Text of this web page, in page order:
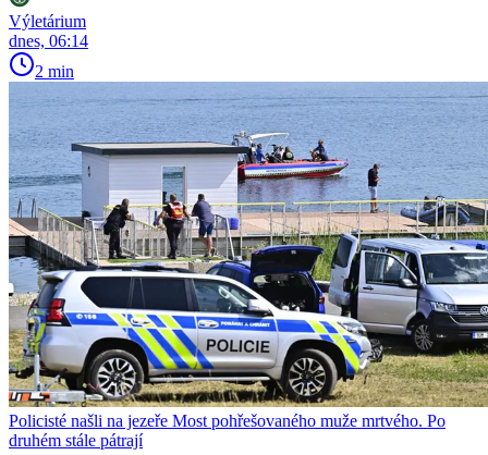
Výletárium
dnes, 06:14
2 min
Policisté našli na jezeře Most pohřešovaného muže mrtvého. Po
druhém stále pátrají